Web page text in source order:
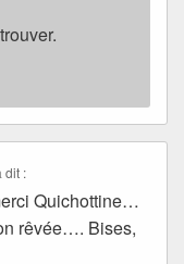
dit :
Quichottine…
rêvée…. Bises,